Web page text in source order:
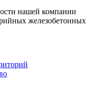
нашей компании
железобетонных